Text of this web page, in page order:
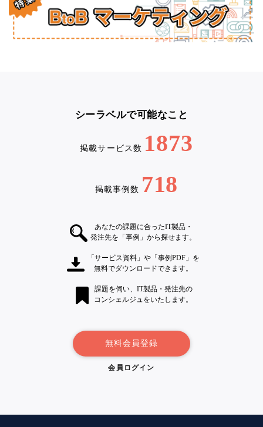
シーラベルで可能なこと
掲載サービス数 1873
掲載事例数 718
あなたの課題に合ったIT製品・
発注先を「事例」から探せます。
「サービス資料」や「事例PDF」を
無料でダウンロードできます。
課題を伺い、IT製品・発注先の
コンシェルジュをいたします。
無料会員登録
会員ログイン